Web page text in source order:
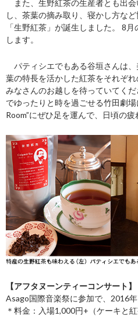
また、生野紅茶の生産者とも出
し、茶葉の摘み取り、寝かし方な
「生野紅茶」が誕生しました。 8月
します。
パティシエでもある谷垣さんは
葉の特長を活かした紅茶をそれぞれ
みなさんのお越しを待っていてく
でゆったりと時を過ごせる竹田劇
Room”にぜひ足を運んで、日頃の
【アフタヌーンティーコンサート】
Asago国際音楽祭に参加で、2016
＊料金：入場1,000円+（ケーキと